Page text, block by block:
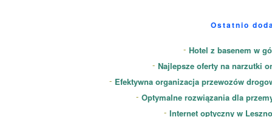
Ostatnio
Hotel z basenem w
Najlepsze oferty na narzutki
Efektywna organizacja przewozów
Optymalne rozwiązania dla
Internet optyczny w